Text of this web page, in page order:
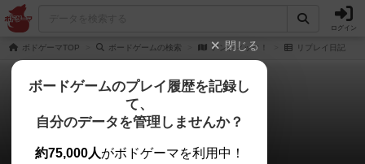
ログイン
ボドゲーマTOP ボードゲームの検索 アンティック！ リプレイ日記
アンティック！
0件のリプレイ日記
閉じる
ボードゲームのプレイ履歴を記録し
て、
自分のデータを管理しませんか？
約75,000人がボドゲーマを利用中！